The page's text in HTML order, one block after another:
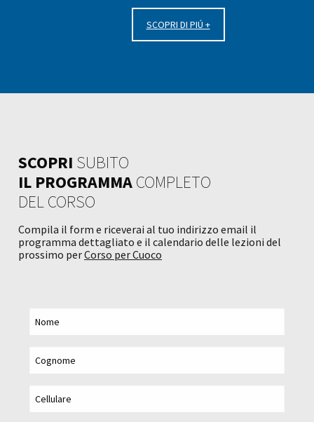
SCOPRI DI PIÚ +
SCOPRI SUBITO
IL PROGRAMMACOMPLETO
DEL CORSO
Compila il form e riceverai al tuo indirizzo email il
programma dettagliato e il calendario delle lezioni del
prossimo perCorso per Cuoco